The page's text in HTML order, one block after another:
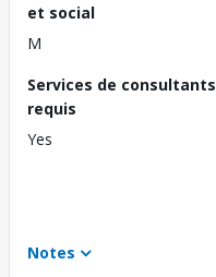
et social
M
Services de consultants
requis
Yes
Notes